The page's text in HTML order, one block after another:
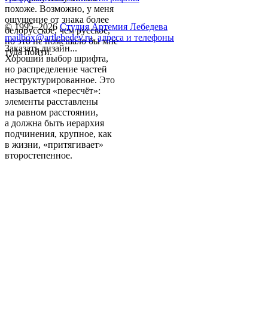
похоже. Возможно, у меня
ощущение от знака более
белорусское, чем русское,
но это не помешало бы мне
туда пойти.
Хороший выбор шрифта,
но распределение частей
неструктурированное. Это
называется «пересчёт»:
элементы расставлены
на равном расстоянии,
а должна быть иерархия
подчинения, крупное, как
в жизни, «притягивает»
второстепенное.
© 1995–2026 Студия Артемия Лебедева
mailbox@artlebedev.ru, адреса и телефоны
Заказать дизайн...